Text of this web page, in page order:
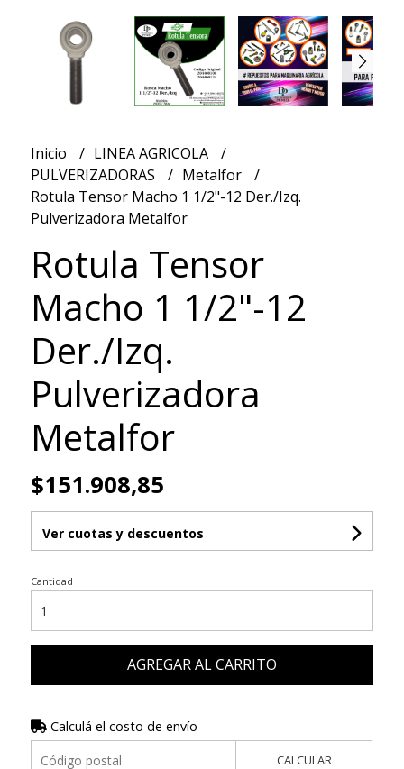
Inicio
LINEA AGRICOLA
PULVERIZADORAS
Metalfor
Rotula Tensor Macho 1 1/2"-12 Der./Izq.
Pulverizadora Metalfor
Rotula Tensor
Macho 1 1/2"-12
Der./Izq.
Pulverizadora
Metalfor
$151.908,85
Ver cuotas y descuentos
Cantidad
AGREGAR AL CARRITO
Calculá el costo de envío
CALCULAR